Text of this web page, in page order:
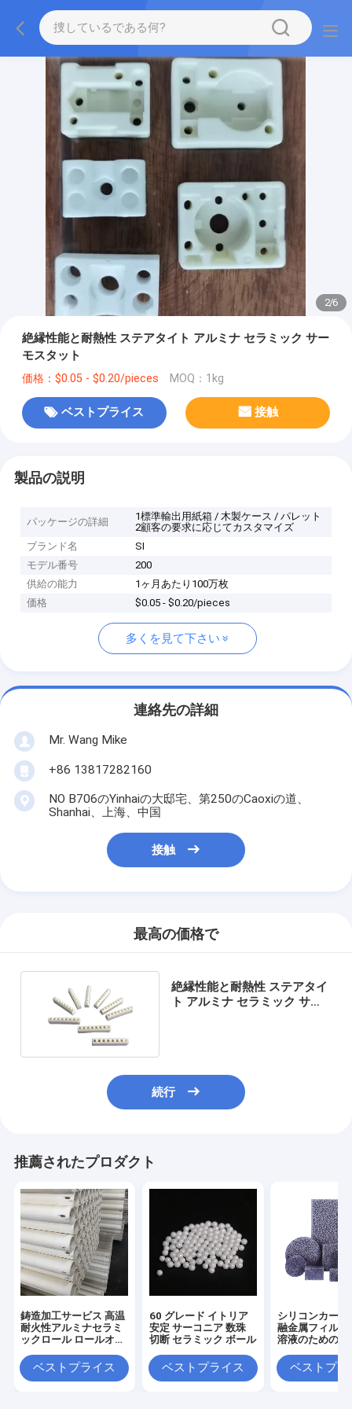
2/6
絶縁性能と耐熱性 ステアタイト アルミナ セラミック サー
モスタット
価格：$0.05 - $0.20/pieces MOQ：1kg
ベストプライス 接触
製品の説明
パッケージの詳細
1標準輸出用紙箱 / 木製ケース / パレット
2顧客の要求に応じてカスタマイズ
ブランド名
SI
モデル番号
200
供給の能力
1ヶ月あたり100万枚
価格
$0.05 - $0.20/pieces
多くを見て下さい
連絡先の詳細
Mr. Wang Mike
+86 13817282160
NO B706のYinhaiの大邸宅、第250のCaoxiの道、
Shanhai、上海、中国
接触
最高の価格で
絶縁性能と耐熱性 ステアタイ
ト アルミナ セラミック サー
続行
推薦されたプロダクト
鋳造加工サービス 高温
耐火性アルミナセラミ
ックロール ロールオー
ベストプライス
60 グレード イトリア
安定 サーコニア 数珠
切断 セラミック ボール
ベストプライス
シリコンカービ
融金属フィルタ
溶液のための真
ベストプラ